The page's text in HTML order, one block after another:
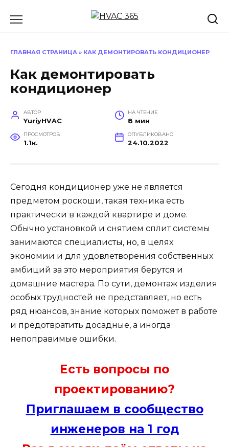
ГЛАВНАЯ СТРАНИЦА » КАК ДЕМОНТИРОВАТЬ КОНДИЦИОНЕР
Как демонтировать
кондиционер
АВТОР
YuriyHVAC
НА ЧТЕНИЕ
8 мин
ПРОСМОТРОВ
1.1к.
ОПУБЛИКОВАНО
24.10.2022
Сегодня кондиционер уже не является
предметом роскоши, такая техника есть
практически в каждой квартире и доме.
Обычно установкой и снятием сплит системы
занимаются специалисты, но, в целях
экономии и для удовлетворения собственных
амбиций за это мероприятия берутся и
домашние мастера. По сути, демонтаж изделия
особых трудностей не представляет, но есть
ряд нюансов, знание которых поможет в работе
и предотвратить досадные, а иногда
непоправимые ошибки.
Есть вопросы по
проектированию?
Приглашаем в сообщество
инженеров на 1 год